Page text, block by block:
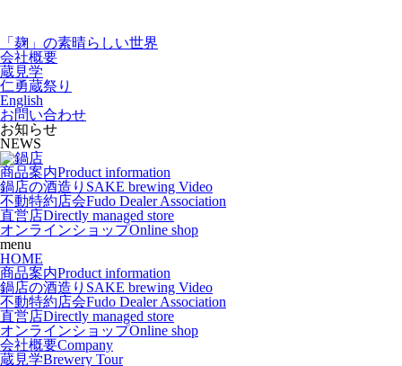
「麹」の素晴らしい世界
会社概要
蔵見学
仁勇蔵祭り
English
お問い合わせ
お知らせ
NEWS
商品案内Product information
鍋店の酒造り SAKE brewing Video
不動特約店会Fudo Dealer Association
直営店Directly managed store
オンラインショップOnline shop
menu
HOME
商品案内Product information
鍋店の酒造り SAKE brewing Video
不動特約店会Fudo Dealer Association
直営店Directly managed store
オンラインショップOnline shop
会社概要Company
蔵見学Brewery Tour